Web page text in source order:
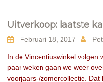
Uitverkoop: laatste
Februari 18, 2017
In de Vincentiuswinkel volgen
paar weken gaan we weer
voorjaars-/zomercollectie.